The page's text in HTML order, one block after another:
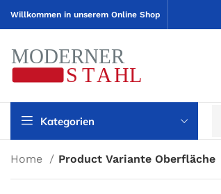
Willkommen in unserem Online Shop
Kategorien
Home Product Variante Oberfläche